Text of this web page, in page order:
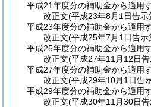
平成21年度分の補助金から適用す
改正文(平成23年8月1日告示
平成23年度分の補助金から適用す
改正文(平成25年7月1日告示
平成25年度分の補助金から適用す
改正文(平成27年11月12日
平成27年度分の補助金から適用す
改正文(平成29年10月1日告
平成29年度分の補助金から適用す
改正文(平成30年11月30日